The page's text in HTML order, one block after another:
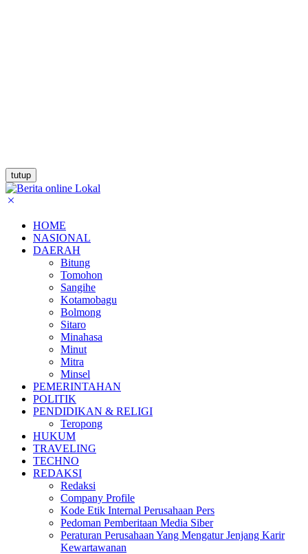
tutup
HOME
NASIONAL
DAERAH
Bitung
Tomohon
Sangihe
Kotamobagu
Bolmong
Sitaro
Minahasa
Minut
Mitra
Minsel
PEMERINTAHAN
POLITIK
PENDIDIKAN & RELIGI
Teropong
HUKUM
TRAVELING
TECHNO
REDAKSI
Redaksi
Company Profile
Kode Etik Internal Perusahaan Pers
Pedoman Pemberitaan Media Siber
Peraturan Perusahaan Yang Mengatur Jenjang Karir
Kewartawanan